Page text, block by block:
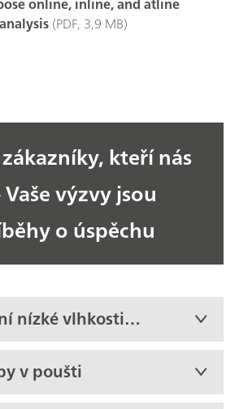
(PDF, 3,9 MB)
kteří nás
výzvy jsou
o úspěchu
nízké vlhkosti v
v reálném čase
v poušti